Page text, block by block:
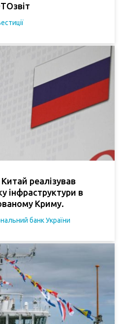
реалізував
інфраструктури в
Криму.
банк України